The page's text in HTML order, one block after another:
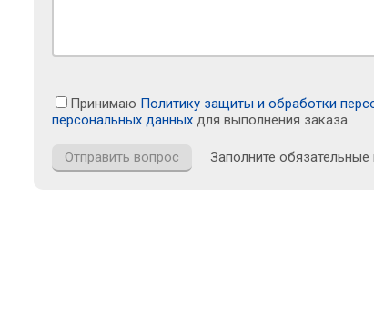
Принимаю Политику защиты и обработки
персональных данных для выполнения заказа.
Заполните обязательные